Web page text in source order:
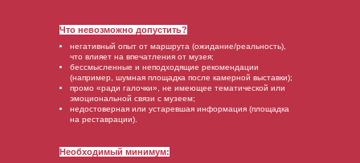
негативный опыт от маршрута (ожидание/реальность),
что влияет на впечатления от музея;
бессмысленные и неподходящие рекомендации
(например, шумная площадка после камерной выставки);
промо «ради галочки», не имеющее тематической или
эмоциональной связи с музеем;
недостоверная или устаревшая информация (площадка
на реставрации).
Что невозможно допустить?
Необходимый минимум: